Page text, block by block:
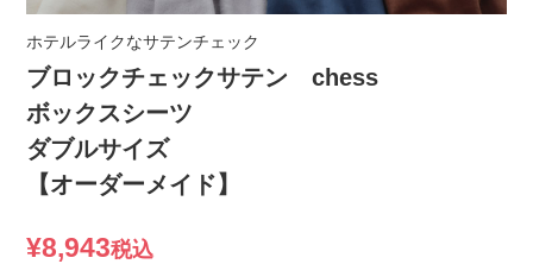
ホテルライクなサテンチェック
ブロックチェックサテン chess
ボックスシーツ
ダブルサイズ
【オーダーメイド】
¥8,943税込